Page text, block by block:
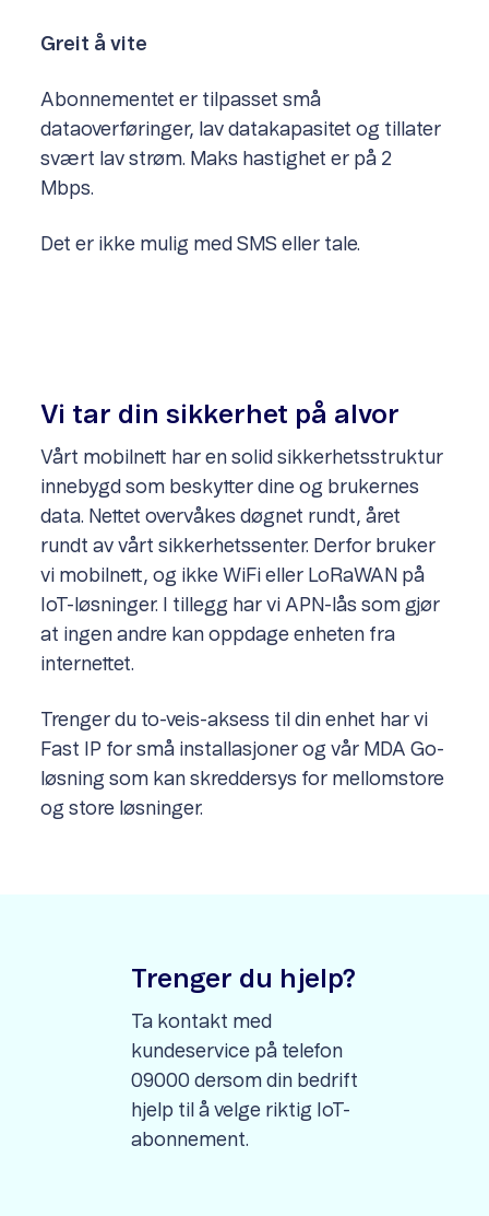
Greit å vite
Abonnementet er tilpasset små
dataoverføringer, lav datakapasitet og tillater
svært lav strøm. Maks hastighet er på 2
Mbps.
Det er ikke mulig med SMS eller tale.
Vi tar din sikkerhet på alvor
Vårt mobilnett har en solid sikkerhetsstruktur
innebygd som beskytter dine og brukernes
data. Nettet overvåkes døgnet rundt, året
rundt av vårt sikkerhetssenter. Derfor bruker
vi mobilnett, og ikke WiFi eller LoRaWAN på
IoT-løsninger. I tillegg har vi APN-lås som gjør
at ingen andre kan oppdage enheten fra
internettet.
Trenger du to-veis-aksess til din enhet har vi
Fast IP for små installasjoner og vår MDA Go-
løsning som kan skreddersys for mellomstore
og store løsninger.
Trenger du hjelp?
Ta kontakt med
kundeservice på telefon
09000 dersom din bedrift
hjelp til å velge riktig IoT-
abonnement.